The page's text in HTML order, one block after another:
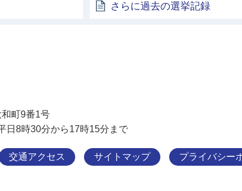
さらに過去の選挙記録
町9番1号
8時30分から17時15分まで
交通アクセス サイトマップ プライバシー